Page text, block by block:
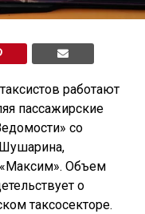
работают
пассажирские
со
«Максим». Объем
о
таксосекторе.